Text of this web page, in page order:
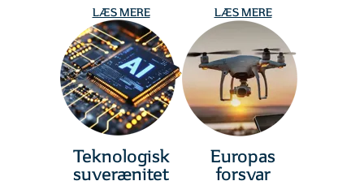
LÆS MERE LÆS MERE
Teknologisk
suverænitet
Europas
forsvar